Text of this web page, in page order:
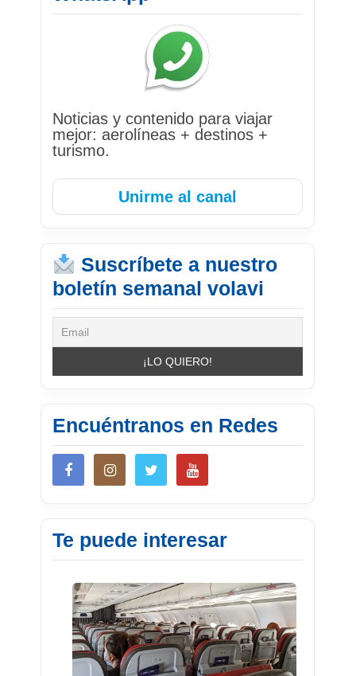
Noticias y contenido para viajar
mejor: aerolíneas + destinos +
turismo.
Unirme al canal
Suscríbete a nuestro
boletín semanal volavi
Encuéntranos en Redes
Te puede interesar